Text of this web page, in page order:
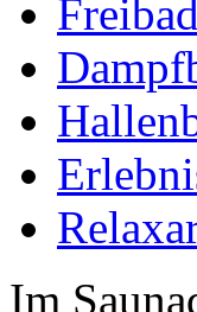
Freibad
Im